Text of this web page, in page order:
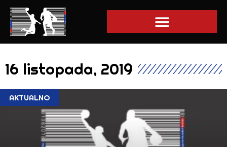
16 listopada, 2019
AKTUALNO